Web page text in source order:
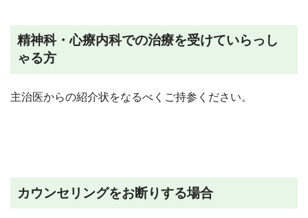
精神科・心療内科での治療を受けていらっし
ゃる方
主治医からの紹介状をなるべくご持参ください。
カウンセリングをお断りする場合